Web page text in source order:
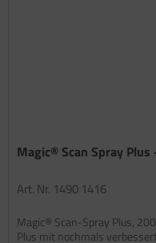
Magic® Scan Spray
Art. Nr. 1490 1416
Magic® Scan-Spray Plus,
Plus mit nochmals